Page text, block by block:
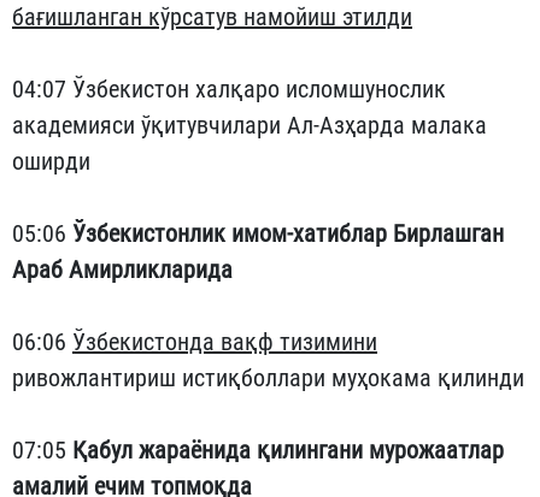
бағишланган кўрсатув намойиш этилди
04:07 Ўзбекистон халқаро исломшунослик
академияси ўқитувчилари Ал-Азҳарда малака
оширди
05:06 Ўзбекистонлик имом-хатиблар Бирлашган
Араб Амирликларида
06:06 Ўзбекистонда вақф тизимини
ривожлантириш истиқболлари муҳокама қилинди
07:05 Қабул жараёнида қилингани мурожаатлар
амалий ечим топмоқда